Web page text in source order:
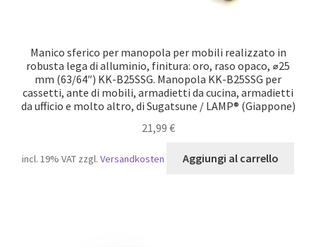
Manico sferico per manopola per mobili realizzato in
robusta lega di alluminio, finitura: oro, raso opaco, ⌀25
mm (63/64″) KK-B25SSG. Manopola KK-B25SSG per
cassetti, ante di mobili, armadietti da cucina, armadietti
da ufficio e molto altro, di Sugatsune / LAMP® (Giappone)
21,99 €
incl. 19% VAT zzgl. Versandkosten Aggiungi al carrello